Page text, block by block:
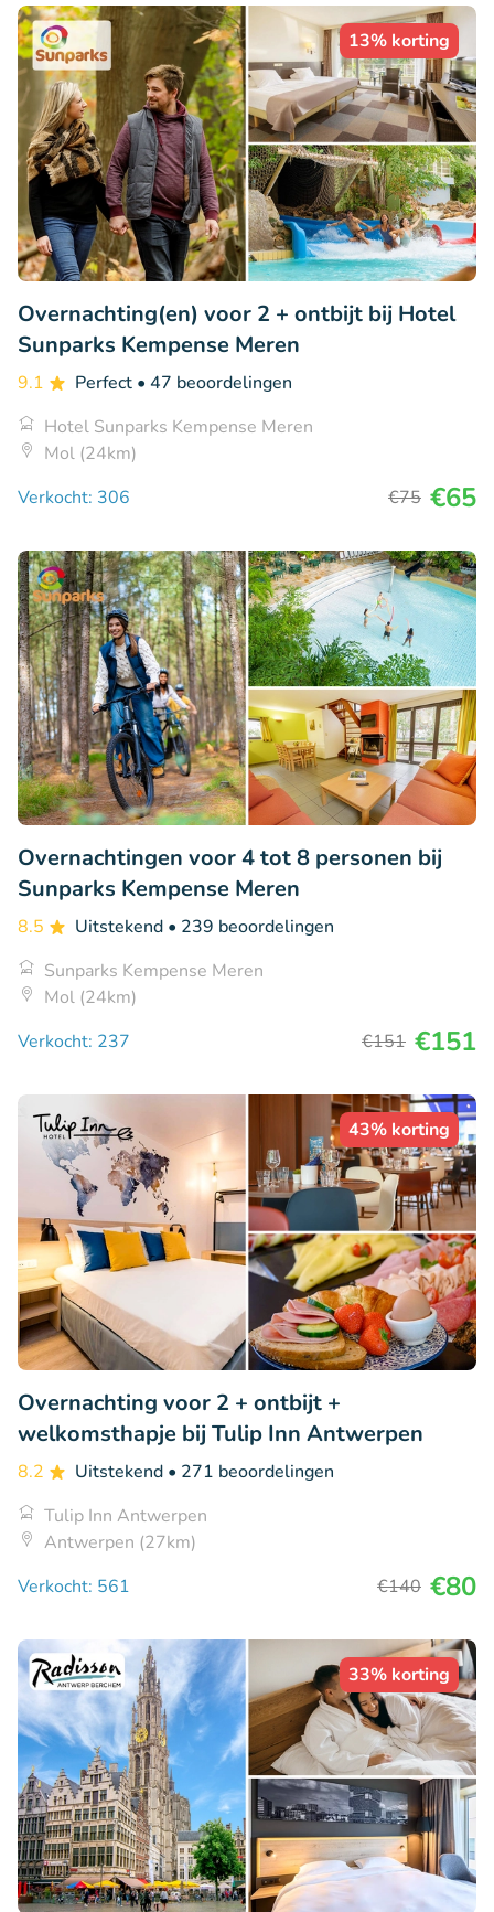
13% korting
Overnachting(en) voor 2 + ontbijt bij Hotel
Sunparks Kempense Meren
9.1 Perfect • 47 beoordelingen
Hotel Sunparks Kempense Meren
Mol (24km)
Verkocht: 306
€75 €65
Overnachtingen voor 4 tot 8 personen bij
Sunparks Kempense Meren
8.5 Uitstekend • 239 beoordelingen
Sunparks Kempense Meren
Mol (24km)
Verkocht: 237
€151 €151
43% korting
Overnachting voor 2 + ontbijt +
welkomsthapje bij Tulip Inn Antwerpen
8.2 Uitstekend • 271 beoordelingen
Tulip Inn Antwerpen
Antwerpen (27km)
Verkocht: 561
€140 €80
33% korting